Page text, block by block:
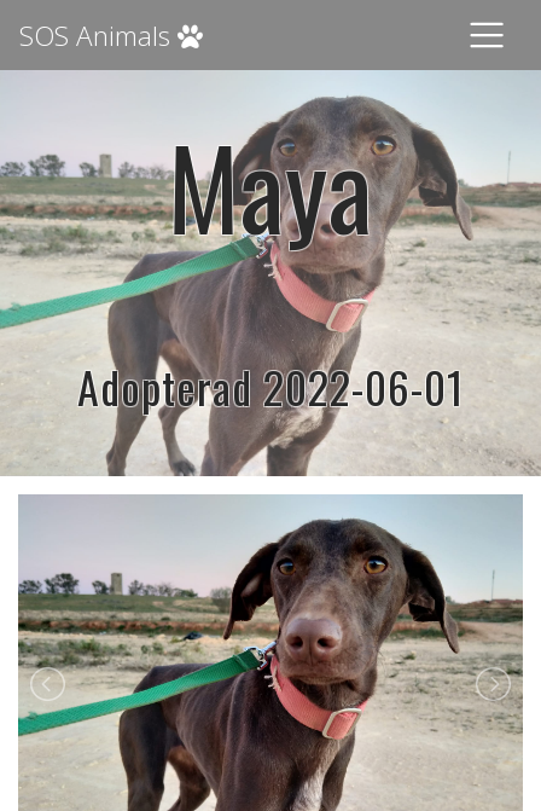
SOS Animals
Maya
Adopterad 2022-06-01